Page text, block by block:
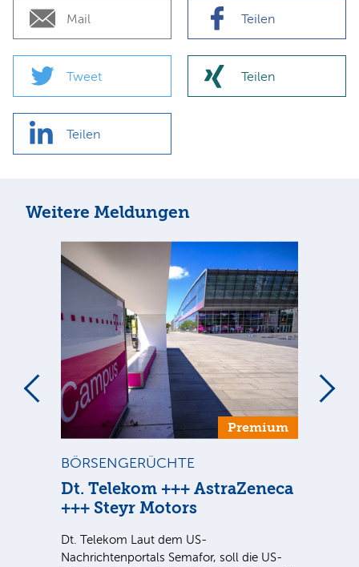
Mail Teilen
Tweet Teilen
Teilen
Weitere Meldungen
Premium
BÖRSENGERÜCHTE
Dt. Telekom +++ AstraZeneca
+++ Steyr Motors
Dt. Telekom Laut dem US-
Nachrichtenportals Semafor, soll die US-